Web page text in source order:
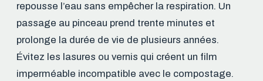
repousse l’eau sans empêcher la respiration. Un
passage au pinceau prend trente minutes et
prolonge la durée de vie de plusieurs années.
Évitez les lasures ou vernis qui créent un film
imperméable incompatible avec le compostage.